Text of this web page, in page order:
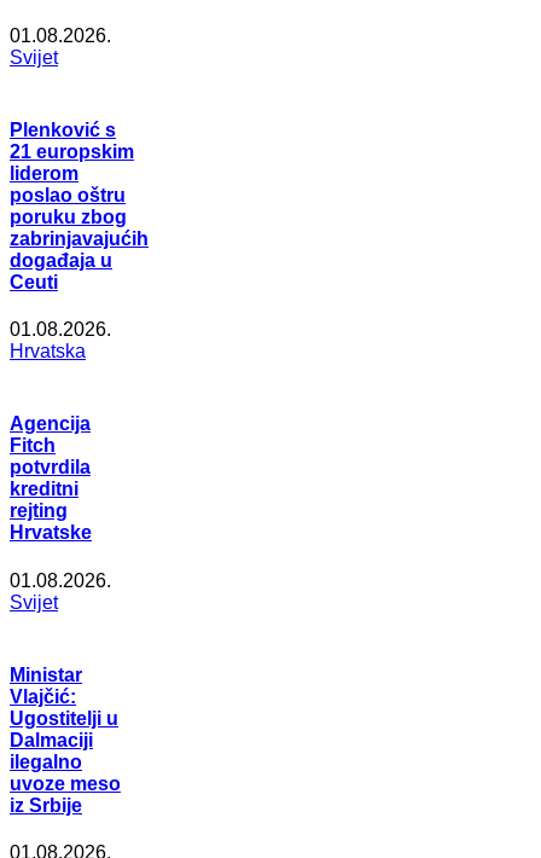
01.08.2026.
Svijet
Plenković s
21 europskim
liderom
poslao oštru
poruku zbog
zabrinjavajućih
događaja u
Ceuti
01.08.2026.
Hrvatska
Agencija
Fitch
potvrdila
kreditni
rejting
Hrvatske
01.08.2026.
Svijet
Ministar
Vlajčić:
Ugostitelji u
Dalmaciji
ilegalno
uvoze meso
iz Srbije
01.08.2026.